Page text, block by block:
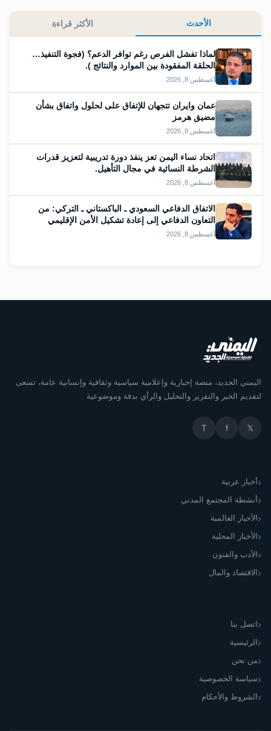
الأحدث الأكثر قراءة
لماذا تفشل الفرص رغم توافر الدعم؟ (فجوة التنفيذ…
الحلقة المفقودة بين الموارد والنتائج ).
أغسطس 8, 2026
عمان وايران تتجهان للإتفاق على لحلول واتفاق بشأن
مضيق هرمز
أغسطس 8, 2026
اتحاد نساء اليمن تعز ينفذ دورة تدريبية لتعزيز قدرات
الشرطة النسائية في مجال التأهيل.
أغسطس 8, 2026
الاتفاق الدفاعي السعودي ـ الباكستاني ـ التركي: من
التعاون الدفاعي إلى إعادة تشكيل الأمن الإقليمي
أغسطس 8, 2026
اليمني الجديد، منصة إخبارية وإعلامية سياسية وثقافية وإنسانية عامة، تسعى
لتقديم الخبر والتقرير والتحليل والرأي بدقة وموضوعية
𝕏
f
T
أخبار عربية
أنشطة المجتمع المدني
الأخبار العالمية
الأخبار المحلية
الأدب والفنون
الاقتصاد والمال
اتصل بنا
الرئيسية
من نحن
سياسة الخصوصية
الشروط والأحكام